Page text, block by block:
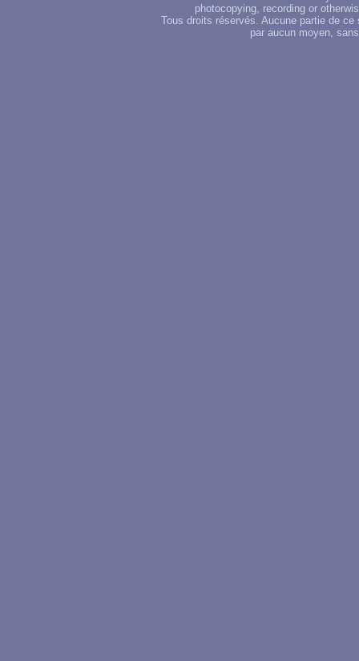
photocopying, recording or
Tous droits réservés. Aucune partie de
par aucun moyen,